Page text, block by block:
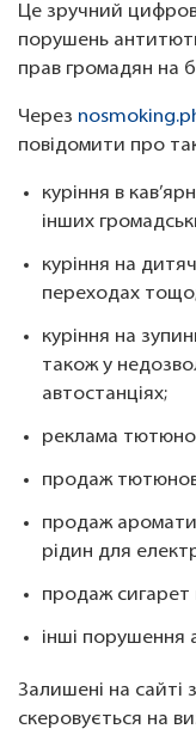
Це зручний
порушень
прав громадян на
Через
повідомити про
куріння в
інших
куріння на
переходах
куріння на
також у
автостанціях;
реклама
продаж
продаж
рідин для
продаж
інші порушення
Залишені на сайті
скеровується на